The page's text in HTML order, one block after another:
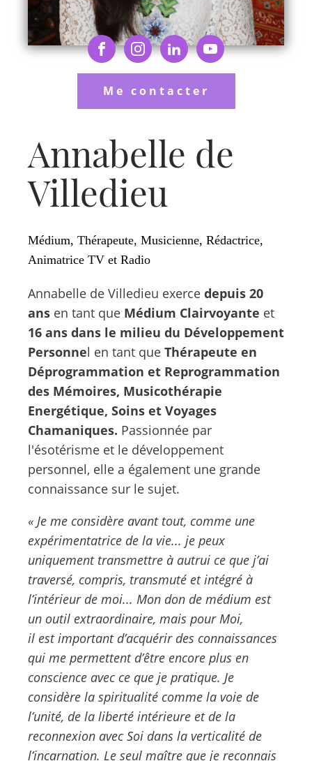
Me contacter
Annabelle de
Villedieu
Médium, Thérapeute, Musicienne, Rédactrice,
Animatrice TV et Radio
Annabelle de Villedieu exerce depuis 20
ans en tant que Médium Clairvoyante et
16 ans dans le milieu du Développement
Personnel en tant que Thérapeute en
Déprogrammation et Reprogrammation
des Mémoires, Musicothérapie
Energétique, Soins et Voyages
Chamaniques. Passionnée par
l'ésotérisme et le développement
personnel, elle a également une grande
connaissance sur le sujet.
« Je me considère avant tout, comme une
expérimentatrice de la vie... je peux
uniquement transmettre à autrui ce que j’ai
traversé, compris, transmuté et intégré à
l’intérieur de moi... Mon don de médium est
un outil extraordinaire, mais pour Moi,
il est important d’acquérir des connaissances
qui me permettent d’être encore plus en
conscience avec ce que je pratique. Je
considère la spiritualité comme la voie de
l’unité, de la liberté intérieure et de la
reconnexion avec Soi dans la verticalité de
l’incarnation. Le seul maître que je reconnais